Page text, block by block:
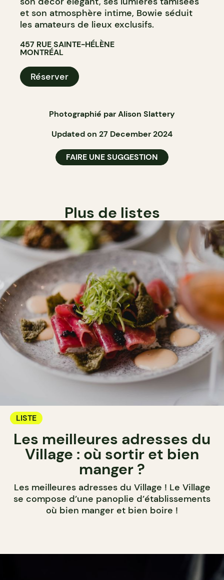
et son atmosphère intime, Bowie séduit
les amateurs de lieux exclusifs.
457 RUE SAINTE-HÉLÈNE
MONTRÉAL
Réserver
Photographié par Alison Slattery
Updated on 27 December 2024
FAIRE UNE SUGGESTION
Plus de listes
LISTE
Les meilleures adresses du
Village : où sortir et bien
manger ?
Les meilleures adresses du Village ! Le Village
se compose d’une panoplie d’établissements
où bien manger et bien boire !